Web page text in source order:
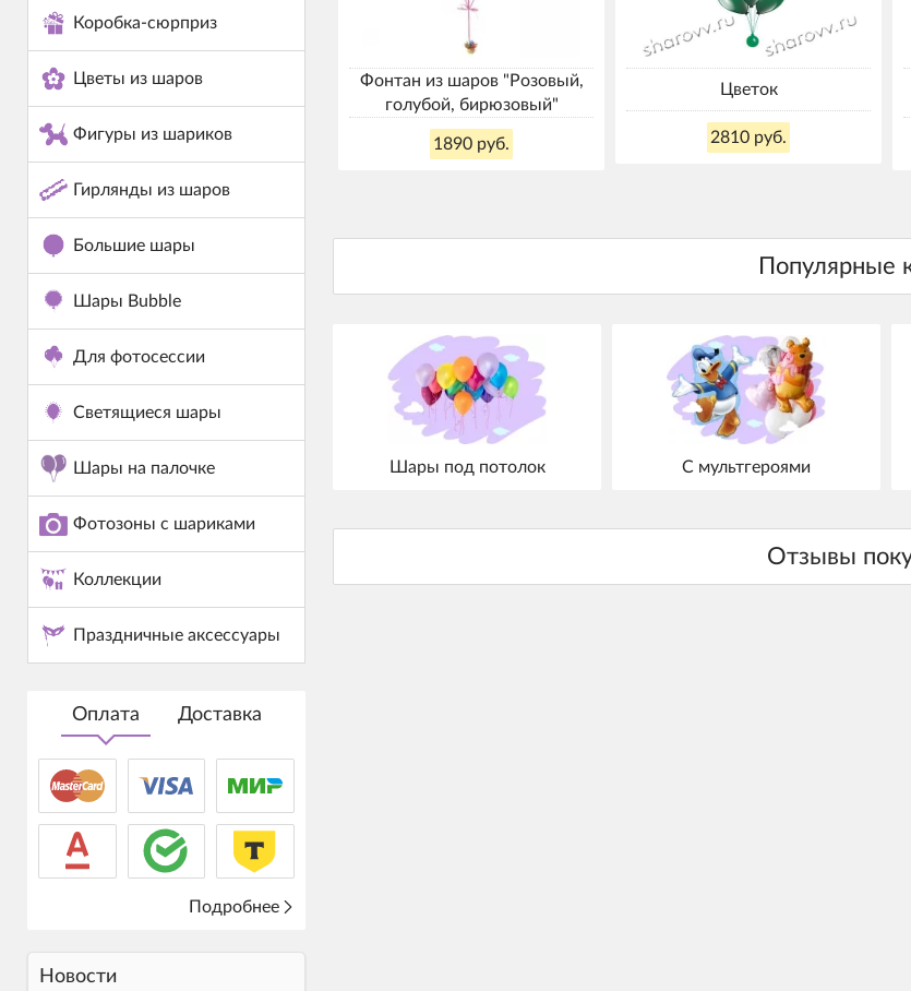
Коробка-сюрприз
Цветы из шаров
Фигуры из шариков
Гирлянды из шаров
Большие шары
Шары Bubble
Для фотосессии
Светящиеся шары
Шары на палочке
Фотозоны с шариками
Коллекции
Праздничные аксессуары
Оплата Доставка
Подробнее
Новости
Фонтан из шаров "Розовый,
голубой, бирюзовый"
1890 руб.
Цветок
2810 руб.
Шары под потолок С мультгероями